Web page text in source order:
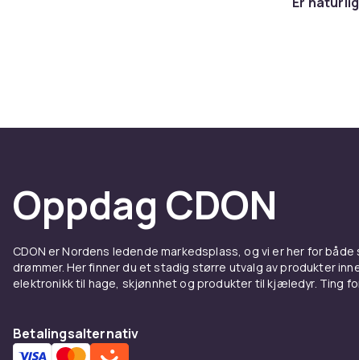
Oppdag CDON
CDON er Nordens ledende markedsplass, og vi er her for
drømmer. Her finner du et stadig større utvalg av produkter
elektronikk til hage, skjønnhet og produkter til kjæledyr. Ting
Betalingsalternativ